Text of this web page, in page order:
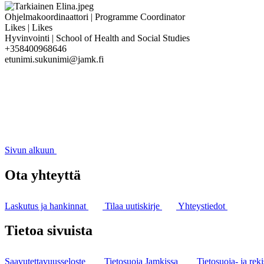
Ohjelmakoordinaattori | Programme Coordinator
Likes | Likes
Hyvinvointi | School of Health and Social Studies
+358400968646
etunimi.sukunimi@jamk.fi
Sivun alkuun
Ota yhteyttä
Laskutus ja hankinnat Tilaa uutiskirje Yhteystiedot
Tietoa sivuista
Saavutettavuusseloste Tietosuoja Jamkissa Tietosuoja- ja